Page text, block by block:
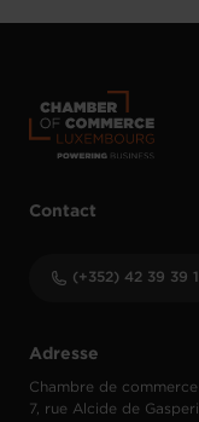
Adresse
Chambre de commerce
7, rue Alcide de Gasperi
Contact
(+352) 42 39 39 1